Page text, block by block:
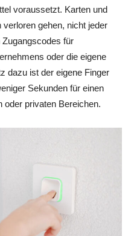
voraussetzt. Karten und
gehen, nicht jeder
für
oder die eigene
dazu ist der eigene Finger
Sekunden für einen
oder privaten Bereichen.